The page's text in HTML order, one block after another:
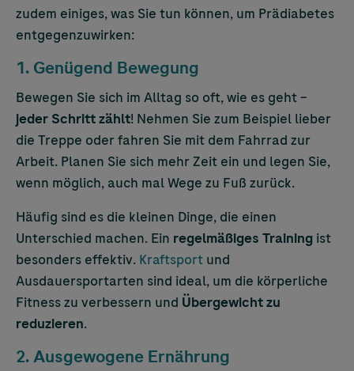
zudem einiges, was Sie tun können, um Prädiabetes
entgegenzuwirken:
1. Genügend Bewegung
Bewegen Sie sich im Alltag so oft, wie es geht –
jeder Schritt zählt! Nehmen Sie zum Beispiel lieber
die Treppe oder fahren Sie mit dem Fahrrad zur
Arbeit. Planen Sie sich mehr Zeit ein und legen Sie,
wenn möglich, auch mal Wege zu Fuß zurück.
Häufig sind es die kleinen Dinge, die einen
Unterschied machen. Ein regelmäßiges Training ist
besonders effektiv. Kraftsport und
Ausdauersportarten sind ideal, um die körperliche
Fitness zu verbessern und Übergewicht zu
reduzieren.
2. Ausgewogene Ernährung